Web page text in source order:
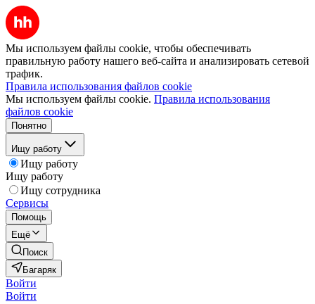
Мы используем файлы cookie, чтобы обеспечивать
правильную работу нашего веб-сайта и анализировать сетевой
трафик.
Правила использования файлов cookie
Мы используем файлы cookie. Правила использования
файлов cookie
Понятно
Ищу работу
Ищу работу
Ищу работу
Ищу сотрудника
Сервисы
Помощь
Ещё
Поиск
Багаряк
Войти
Войти